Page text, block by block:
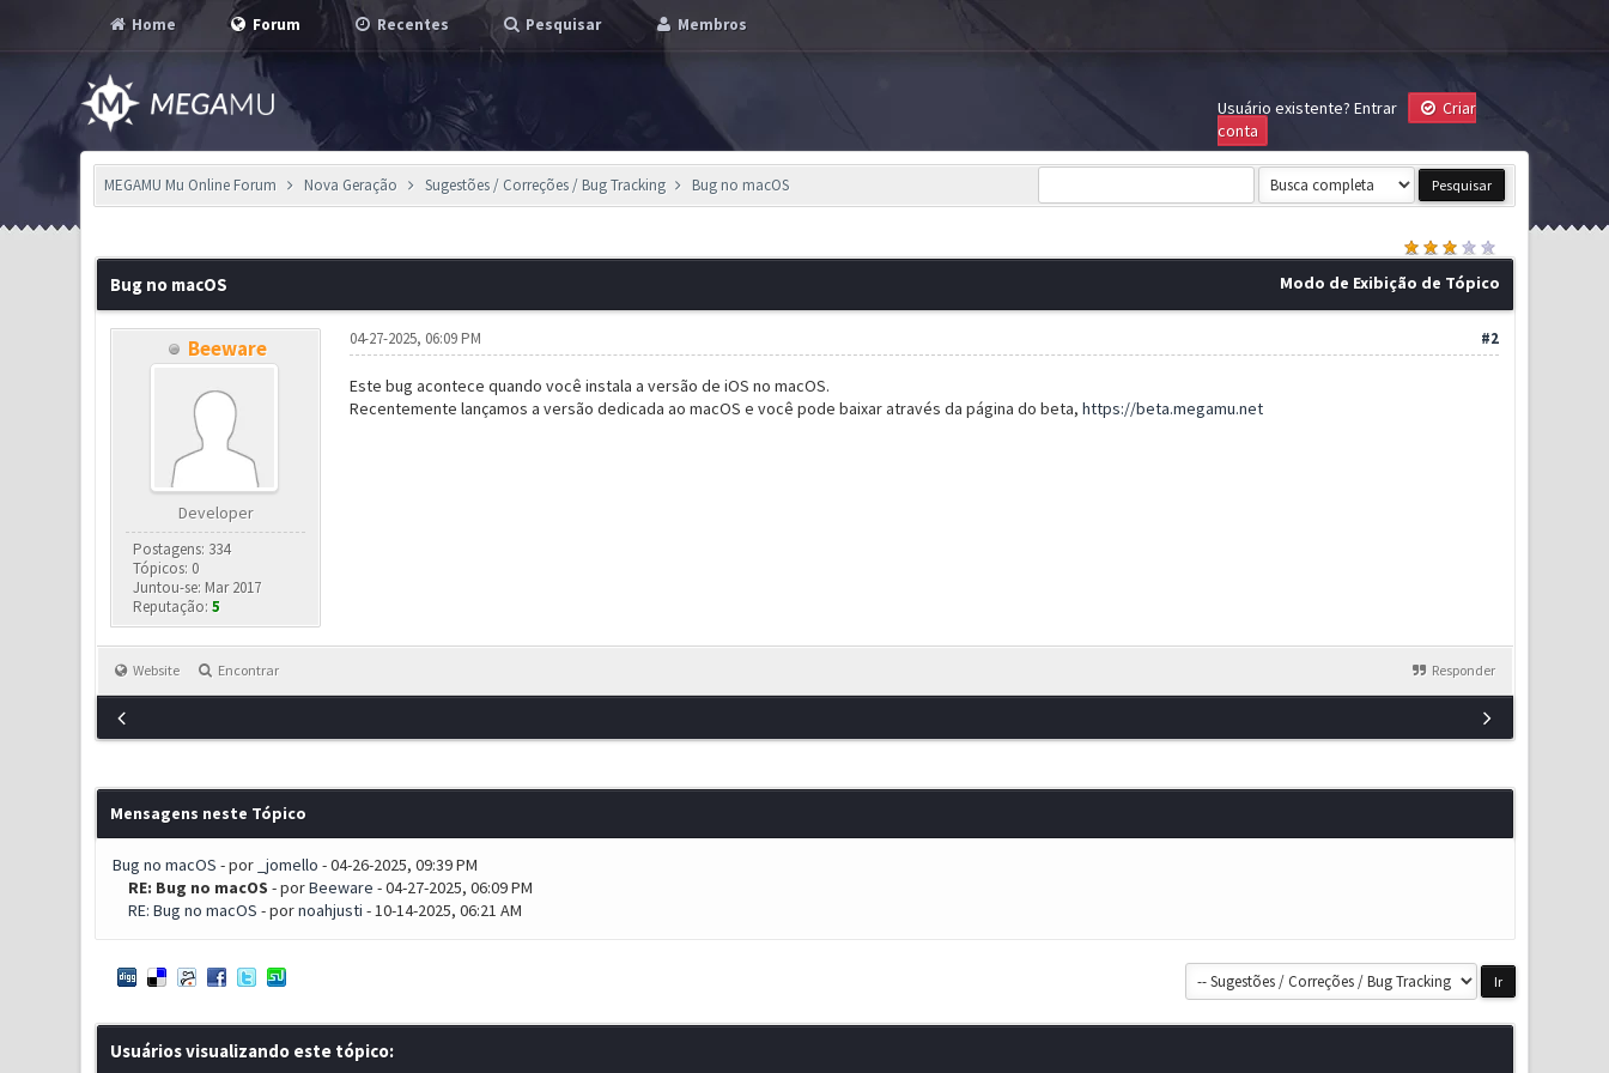
Home Forum Recentes Pesquisar Membros
Usuário existente? Entrar
Criar
conta
MEGAMU Mu Online Forum Nova Geração Sugestões / Correções / Bug Tracking Bug no macOS
Modo de Exibição de Tópico
Bug no macOS
Beeware
Developer
Postagens: 334
Tópicos: 0
Juntou-se: Mar 2017
Reputação:5
#2
04-27-2025, 06:09 PM
Este bug acontece quando você instala a versão de iOS no macOS.
Recentemente lançamos a versão dedicada ao macOS e você pode baixar através da página do beta, https://beta.megamu.net
Website Encontrar Responder
Mensagens neste Tópico
Bug no macOS - por _jomello - 04-26-2025, 09:39 PM
RE: Bug no macOS - porBeeware - 04-27-2025, 06:09 PM
RE: Bug no macOS - pornoahjusti - 10-14-2025, 06:21 AM
Usuários visualizando este tópico: